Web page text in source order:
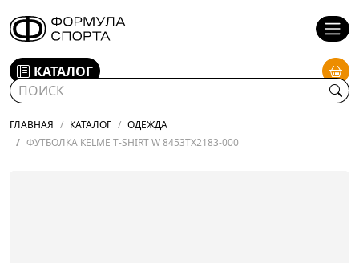
КАТАЛОГ
ГЛАВНАЯ КАТАЛОГ
ОДЕЖДА
ФУТБОЛКА KELME T-SHIRT W 8453TX2183-000